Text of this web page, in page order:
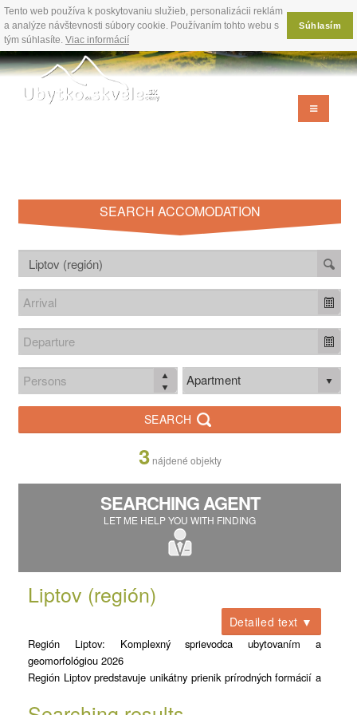
Tento web používa k poskytovaniu služieb, personalizácii reklám
a analýze návštevnosti súbory cookie. Používaním tohto webu s
tým súhlasíte. Viac informácií
Súhlasím
SEARCH ACCOMODATION
Apartment
SEARCH
3 nájdené objekty
SEARCHING AGENT
LET ME HELP YOU WITH FINDING
Liptov (región)
Detailed text ▼
Región Liptov: Komplexný sprievodca ubytovaním a
geomorfológiou 2026
Región Liptov predstavuje unikátny prienik prírodných formácií a
Rozprestiera sa v Liptovskej kotline, obklopenej masívmi troch